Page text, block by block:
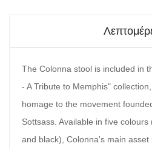
The Colonna stool is included in
- A Tribute to Memphis"
homage to the movement
Sottsass. Available in five
and black), Colonna's main asset